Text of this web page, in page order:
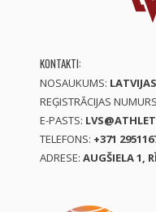
KONTAKTI:
NOSAUKUMS:
REĢISTRĀCIJAS
E-PASTS:
TELEFONS: +371
ADRESE: AUGŠIELA 1,